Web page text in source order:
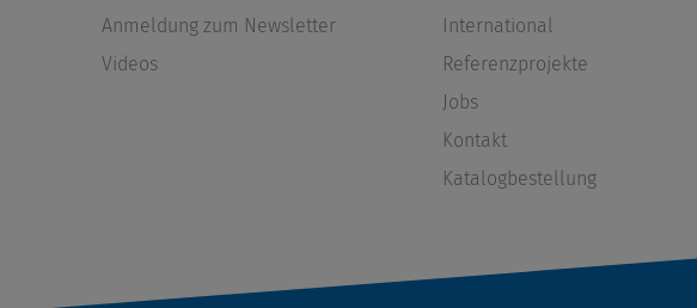
Anmeldung zum Newsletter
Videos
International
Referenzprojekte
Jobs
Kontakt
Katalogbestellung